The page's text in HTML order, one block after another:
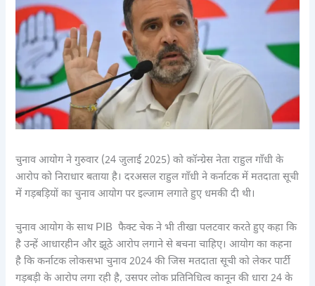
चुनाव आयोग ने गुरुवार (24 जुलाई 2025) को कॉन्ग्रेस नेता राहुल गाँधी के
आरोप को निराधार बताया है। दरअसल राहुल गाँधी ने कर्नाटक में मतदाता सूची
में गड़बड़ियों का चुनाव आयोग पर इल्जाम लगाते हुए धमकी दी थी।
चुनाव आयोग के साथ PIB फैक्ट चेक ने भी तीखा पलटवार करते हुए कहा कि
है उन्हें आधारहीन और झूठे आरोप लगाने से बचना चाहिए। आयोग का कहना
है कि कर्नाटक लोकसभा चुनाव 2024 की जिस मतदाता सूची को लेकर पार्टी
गड़बड़ी के आरोप लगा रही है, उसपर लोक प्रतिनिधित्व कानून की धारा 24 के